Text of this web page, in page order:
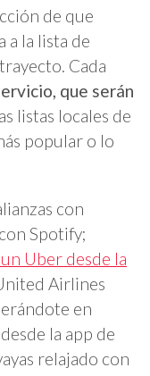
de que
a la lista de
Cada
que serán
listas locales de
popular o lo
con
Spotify;
Uber desde la
Airlines
en
la app de
relajado con